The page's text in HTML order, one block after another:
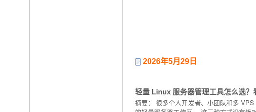
2026年5月29日
轻量 Linux 服务器管理工具怎么选？
摘要：很多个人开发者、小团队和多